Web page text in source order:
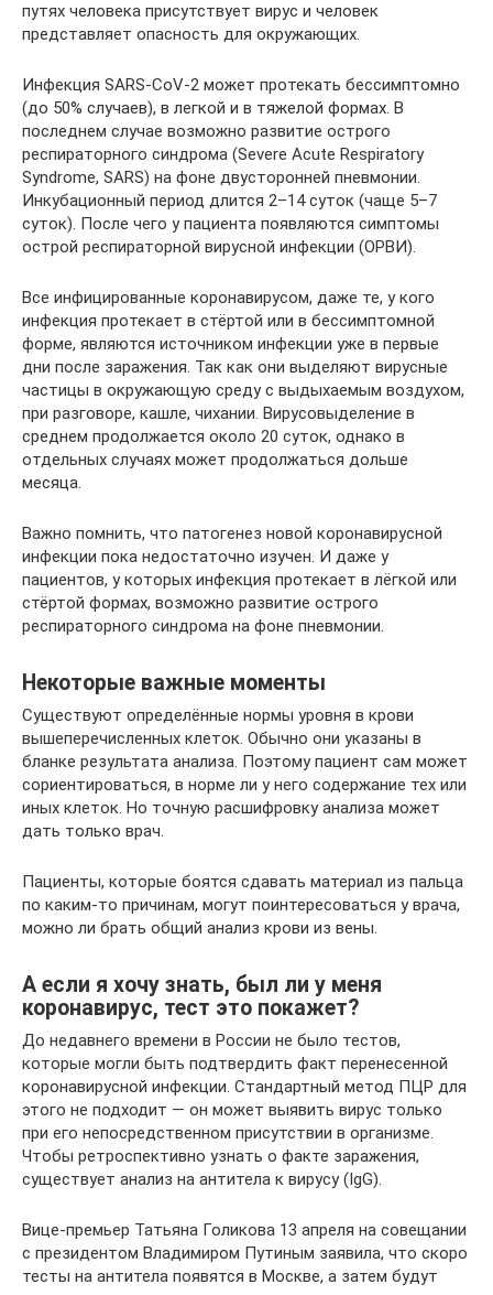
путях человека присутствует вирус и человек
представляет опасность для окружающих.
Инфекция SARS-CoV-2 может протекать бессимптомно
(до 50% случаев), в легкой и в тяжелой формах. В
последнем случае возможно развитие острого
респираторного синдрома (Severe Acute Respiratory
Syndrome, SARS) на фоне двусторонней пневмонии.
Инкубационный период длится 2–14 суток (чаще 5–7
суток). После чего у пациента появляются симптомы
острой респираторной вирусной инфекции (ОРВИ).
Все инфицированные коронавирусом, даже те, у кого
инфекция протекает в стёртой или в бессимптомной
форме, являются источником инфекции уже в первые
дни после заражения. Так как они выделяют вирусные
частицы в окружающую среду с выдыхаемым воздухом,
при разговоре, кашле, чихании. Вирусовыделение в
среднем продолжается около 20 суток, однако в
отдельных случаях может продолжаться дольше
месяца.
Важно помнить, что патогенез новой коронавирусной
инфекции пока недостаточно изучен. И даже у
пациентов, у которых инфекция протекает в лёгкой или
стёртой формах, возможно развитие острого
респираторного синдрома на фоне пневмонии.
Некоторые важные моменты
Существуют определённые нормы уровня в крови
вышеперечисленных клеток. Обычно они указаны в
бланке результата анализа. Поэтому пациент сам может
сориентироваться, в норме ли у него содержание тех или
иных клеток. Но точную расшифровку анализа может
дать только врач.
Пациенты, которые боятся сдавать материал из пальца
по каким-то причинам, могут поинтересоваться у врача,
можно ли брать общий анализ крови из вены.
А если я хочу знать, был ли у меня
коронавирус, тест это покажет?
До недавнего времени в России не было тестов,
которые могли быть подтвердить факт перенесенной
коронавирусной инфекции. Стандартный метод ПЦР для
этого не подходит — он может выявить вирус только
при его непосредственном присутствии в организме.
Чтобы ретроспективно узнать о факте заражения,
существует анализ на антитела к вирусу (IgG).
Вице-премьер Татьяна Голикова 13 апреля на совещании
с президентом Владимиром Путиным заявила, что скоро
тесты на антитела появятся в Москве, а затем будут